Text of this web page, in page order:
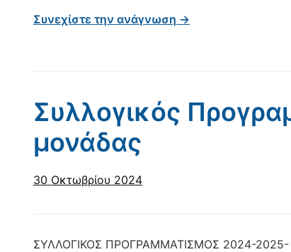
Συνεχίστε την ανάγνωση →
Συλλογικός
μονάδας
30 Οκτωβρίου 2024
ΣΥΛΛΟΓΙΚΟΣ ΠΡΟΓΡΑΜΜΑΤΙΣΜΟΣ 2024-